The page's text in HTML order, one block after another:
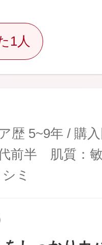
1人
歴 5~9年 / 購
前半 肌質：
ミ